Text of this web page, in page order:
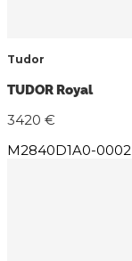
Tudor
TUDOR Royal
3420 €
M2840D1A0-0002